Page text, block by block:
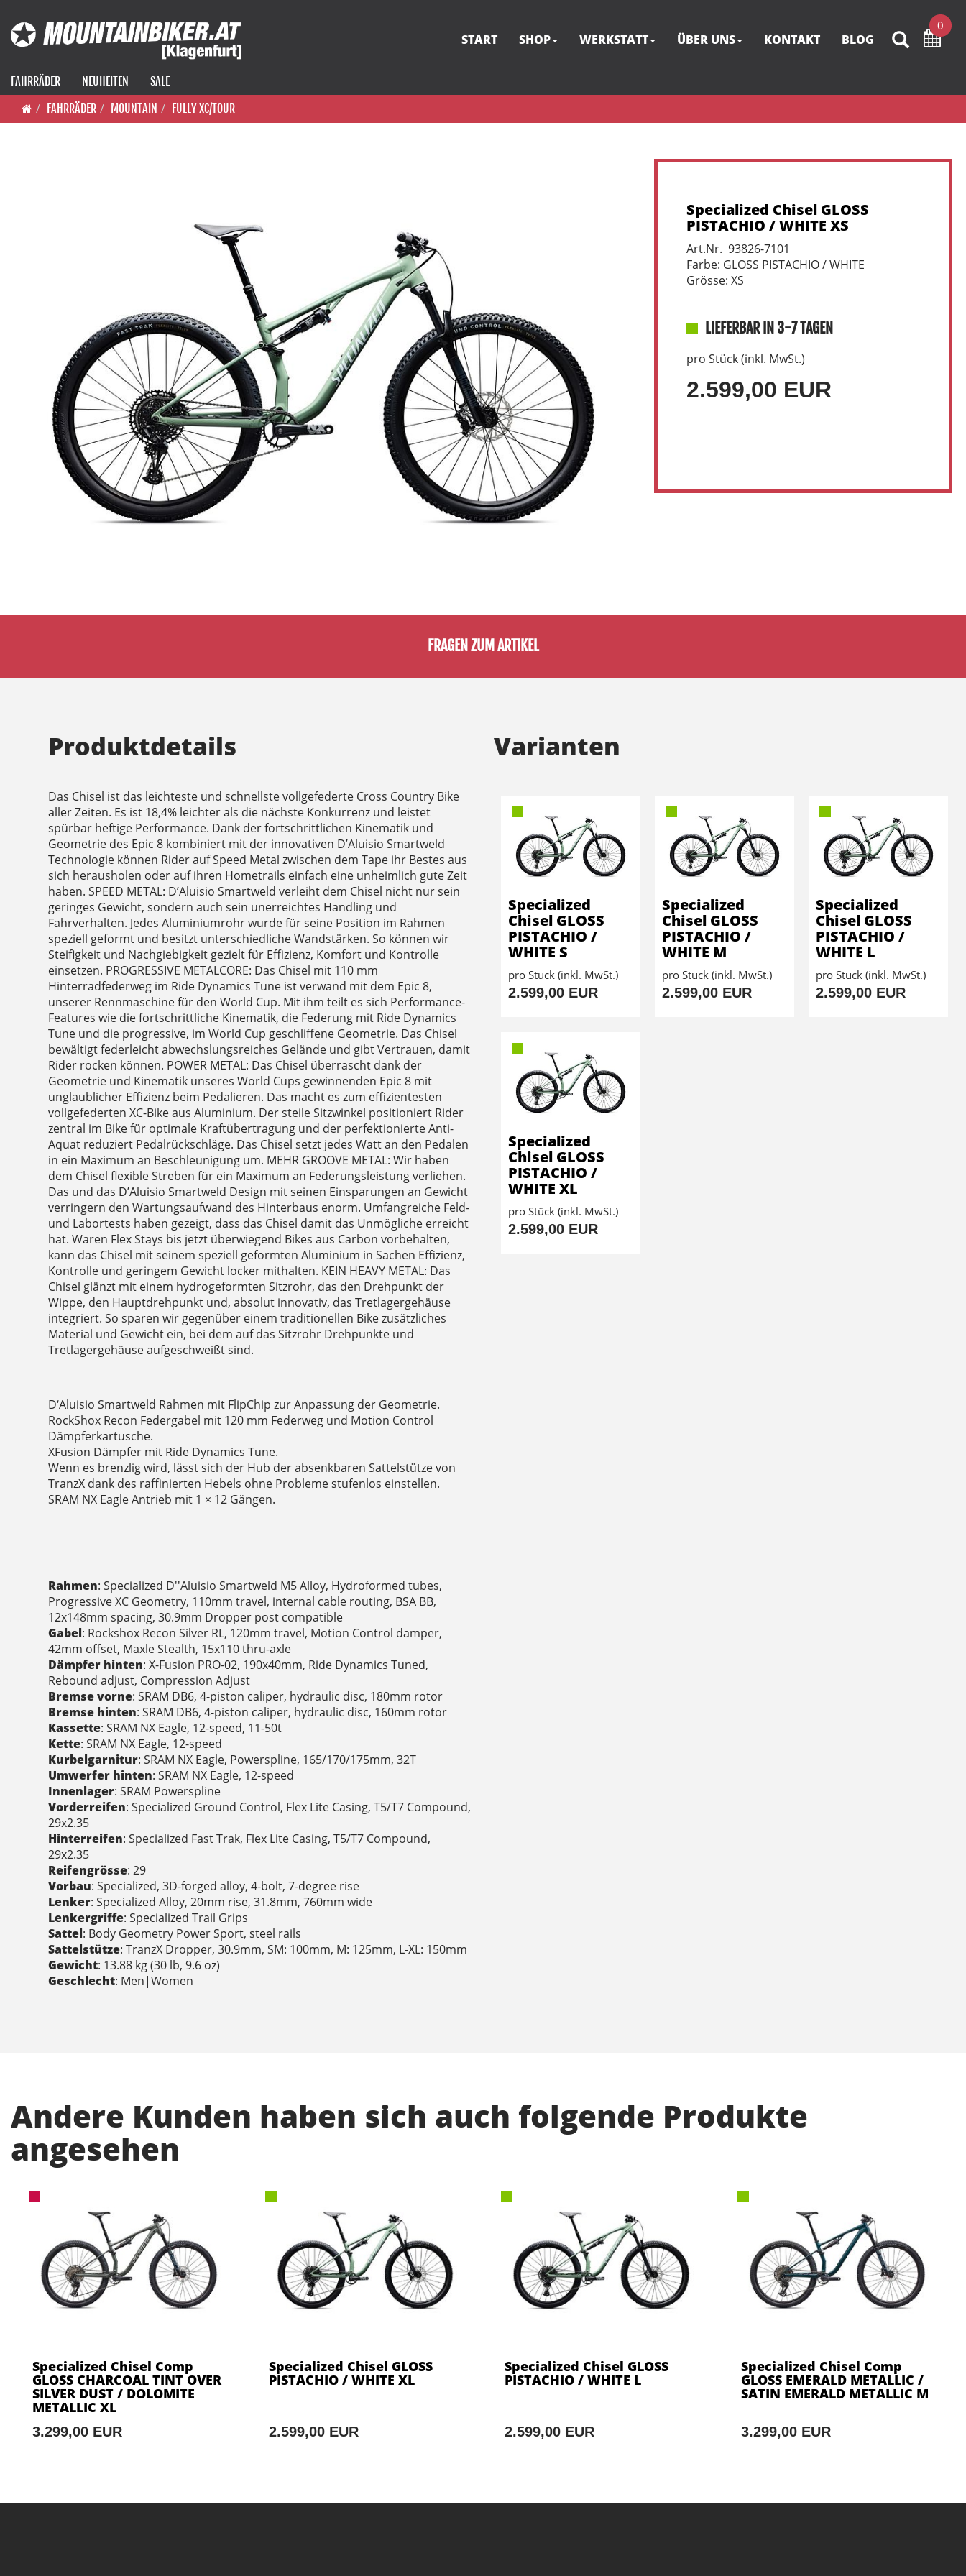
0
START SHOP WERKSTATT ÜBER UNS KONTAKT BLOG
FAHRRÄDER NEUHEITEN
SALE
FAHRRÄDER
MOUNTAIN FULLY XC/TOUR
Specialized Chisel GLOSS
PISTACHIO / WHITE XS
Art.Nr. 93826-7101
Farbe: GLOSS PISTACHIO / WHITE
Grösse: XS
LIEFERBAR IN 3-7 TAGEN
pro Stück (inkl. MwSt.)
2.599,00 EUR
FRAGEN ZUM ARTIKEL
Produktdetails
Das Chisel ist das leichteste und schnellste vollgefederte Cross Country Bike
aller Zeiten. Es ist 18,4% leichter als die nächste Konkurrenz und leistet
spürbar heftige Performance. Dank der fortschrittlichen Kinematik und
Geometrie des Epic 8 kombiniert mit der innovativen D’Aluisio Smartweld
Technologie können Rider auf Speed Metal zwischen dem Tape ihr Bestes aus
sich herausholen oder auf ihren Hometrails einfach eine unheimlich gute Zeit
haben. SPEED METAL: D’Aluisio Smartweld verleiht dem Chisel nicht nur sein
geringes Gewicht, sondern auch sein unerreichtes Handling und
Fahrverhalten. Jedes Aluminiumrohr wurde für seine Position im Rahmen
speziell geformt und besitzt unterschiedliche Wandstärken. So können wir
Steifigkeit und Nachgiebigkeit gezielt für Effizienz, Komfort und Kontrolle
einsetzen. PROGRESSIVE METALCORE: Das Chisel mit 110 mm
Hinterradfederweg im Ride Dynamics Tune ist verwand mit dem Epic 8,
unserer Rennmaschine für den World Cup. Mit ihm teilt es sich Performance-
Features wie die fortschrittliche Kinematik, die Federung mit Ride Dynamics
Tune und die progressive, im World Cup geschliffene Geometrie. Das Chisel
bewältigt federleicht abwechslungsreiches Gelände und gibt Vertrauen, damit
Rider rocken können. POWER METAL: Das Chisel überrascht dank der
Geometrie und Kinematik unseres World Cups gewinnenden Epic 8 mit
unglaublicher Effizienz beim Pedalieren. Das macht es zum effizientesten
vollgefederten XC-Bike aus Aluminium. Der steile Sitzwinkel positioniert Rider
zentral im Bike für optimale Kraftübertragung und der perfektionierte Anti-
Aquat reduziert Pedalrückschläge. Das Chisel setzt jedes Watt an den Pedalen
in ein Maximum an Beschleunigung um. MEHR GROOVE METAL: Wir haben
dem Chisel flexible Streben für ein Maximum an Federungsleistung verliehen.
Das und das D’Aluisio Smartweld Design mit seinen Einsparungen an Gewicht
verringern den Wartungsaufwand des Hinterbaus enorm. Umfangreiche Feld-
und Labortests haben gezeigt, dass das Chisel damit das Unmögliche erreicht
hat. Waren Flex Stays bis jetzt überwiegend Bikes aus Carbon vorbehalten,
kann das Chisel mit seinem speziell geformten Aluminium in Sachen Effizienz,
Kontrolle und geringem Gewicht locker mithalten. KEIN HEAVY METAL: Das
Chisel glänzt mit einem hydrogeformten Sitzrohr, das den Drehpunkt der
Wippe, den Hauptdrehpunkt und, absolut innovativ, das Tretlagergehäuse
integriert. So sparen wir gegenüber einem traditionellen Bike zusätzliches
Material und Gewicht ein, bei dem auf das Sitzrohr Drehpunkte und
Tretlagergehäuse aufgeschweißt sind.
D‘Aluisio Smartweld Rahmen mit FlipChip zur Anpassung der Geometrie.
RockShox Recon Federgabel mit 120 mm Federweg und Motion Control
Dämpferkartusche.
XFusion Dämpfer mit Ride Dynamics Tune.
Wenn es brenzlig wird, lässt sich der Hub der absenkbaren Sattelstütze von
TranzX dank des raffinierten Hebels ohne Probleme stufenlos einstellen.
SRAM NX Eagle Antrieb mit 1 × 12 Gängen.
Rahmen: Specialized D''Aluisio Smartweld M5 Alloy, Hydroformed tubes,
Progressive XC Geometry, 110mm travel, internal cable routing, BSA BB,
12x148mm spacing, 30.9mm Dropper post compatible
Gabel: Rockshox Recon Silver RL, 120mm travel, Motion Control damper,
42mm offset, Maxle Stealth, 15x110 thru-axle
Dämpfer hinten: X-Fusion PRO-02, 190x40mm, Ride Dynamics Tuned,
Rebound adjust, Compression Adjust
Bremse vorne: SRAM DB6, 4-piston caliper, hydraulic disc, 180mm rotor
Bremse hinten: SRAM DB6, 4-piston caliper, hydraulic disc, 160mm rotor
Kassette: SRAM NX Eagle, 12-speed, 11-50t
Kette: SRAM NX Eagle, 12-speed
Kurbelgarnitur: SRAM NX Eagle, Powerspline, 165/170/175mm, 32T
Umwerfer hinten: SRAM NX Eagle, 12-speed
Innenlager: SRAM Powerspline
Vorderreifen: Specialized Ground Control, Flex Lite Casing, T5/T7 Compound,
29x2.35
Hinterreifen: Specialized Fast Trak, Flex Lite Casing, T5/T7 Compound,
29x2.35
Reifengrösse: 29
Vorbau: Specialized, 3D-forged alloy, 4-bolt, 7-degree rise
Lenker: Specialized Alloy, 20mm rise, 31.8mm, 760mm wide
Lenkergriffe: Specialized Trail Grips
Sattel: Body Geometry Power Sport, steel rails
Sattelstütze: TranzX Dropper, 30.9mm, SM: 100mm, M: 125mm, L-XL: 150mm
Gewicht: 13.88 kg (30 lb, 9.6 oz)
Geschlecht: Men|Women
Varianten
Specialized
Chisel GLOSS
PISTACHIO /
WHITE S
pro Stück (inkl. MwSt.)
2.599,00 EUR
Specialized
Chisel GLOSS
PISTACHIO /
WHITE M
pro Stück (inkl. MwSt.)
2.599,00 EUR
Specialized
Chisel GLOSS
PISTACHIO /
WHITE L
pro Stück (inkl. MwSt.)
2.599,00 EUR
Specialized
Chisel GLOSS
PISTACHIO /
WHITE XL
pro Stück (inkl. MwSt.)
2.599,00 EUR
Andere Kunden haben sich auch folgende Produkte
angesehen
Specialized Chisel Comp
GLOSS CHARCOAL TINT OVER
SILVER DUST / DOLOMITE
METALLIC XL
3.299,00 EUR
Specialized Chisel GLOSS
PISTACHIO / WHITE XL
2.599,00 EUR
Specialized Chisel GLOSS
PISTACHIO / WHITE L
2.599,00 EUR
Specialized Chisel Comp
GLOSS EMERALD METALLIC /
SATIN EMERALD METALLIC M
3.299,00 EUR